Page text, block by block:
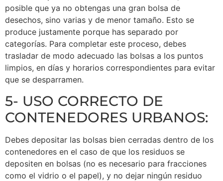
posible que ya no obtengas una gran bolsa de
desechos, sino varias y de menor tamaño. Esto se
produce justamente porque has separado por
categorías. Para completar este proceso, debes
trasladar de modo adecuado las bolsas a los puntos
limpios, en días y horarios correspondientes para evitar
que se desparramen.
5- USO CORRECTO DE
CONTENEDORES URBANOS:
Debes depositar las bolsas bien cerradas dentro de los
contenedores en el caso de que los residuos se
depositen en bolsas (no es necesario para fracciones
como el vidrio o el papel), y no dejar ningún residuo